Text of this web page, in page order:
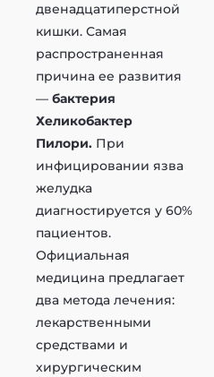
двенадцатиперстной
кишки. Самая
распространенная
причина ее развития
—бактерия
Хеликобактер
Пилори. При
инфицировании язва
желудка
диагностируется у 60%
пациентов.
Официальная
медицина предлагает
два метода лечения:
лекарственными
средствами и
хирургическим